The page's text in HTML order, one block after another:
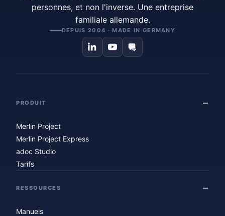
personnes, et non l'inverse. Une entreprise
familiale allemande.
DEPUIS 2004 · MADE IN GERMANY
PRODUIT
Merlin Project
Merlin Project Express
adoc Studio
Tarifs
RESSOURCES
Manuels